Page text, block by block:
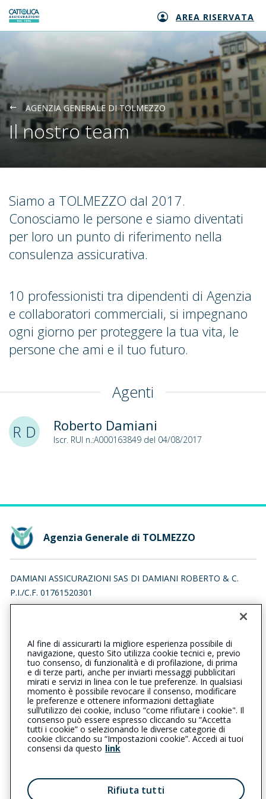
Generali logo AREA RISERVATA
AGENZIA GENERALE DI TOLMEZZO
Il nostro team
Siamo a TOLMEZZO dal 2017.
Conosciamo le persone e siamo diventati
per loro un punto di riferimento nella
consulenza assicurativa.
10 professionisti tra dipendenti di Agenzia
e collaboratori commerciali, si impegnano
ogni giorno per proteggere la tua vita, le
persone che ami e il tuo futuro.
Agenti
R D
Roberto Damiani
Iscr. RUI n.:A000163849 del 04/08/2017
Agenzia Generale di TOLMEZZO
DAMIANI ASSICURAZIONI SAS DI DAMIANI ROBERTO & C.
P.I./C.F. 01761520301
VIA DELLA VITTORIA 15, 33028 TOLMEZZO (UD)
04332014 0433466136
tolmezzo@cattolica.it
damianiassicurazioni@legalmail.it
L’intermediario è soggetto al controllo dell’IVASS. Consulta il
Registro RUI al seguentelink
Privacy | Cookie |
Il Gruppo Generali
Al fine di assicurarti la migliore esperienza possibile di
navigazione, questo Sito utilizza cookie tecnici e, previo
tuo consenso, di funzionalità e di profilazione, di prima
e di terze parti, anche per inviarti messaggi pubblicitari
mirati e servizi in linea con le tue preferenze. In qualsiasi
momento è possibile revocare il consenso, modificare
le preferenze e ottenere informazioni dettagliate
sull’utilizzo dei cookie, incluso “come rifiutare i cookie". Il
consenso può essere espresso cliccando su “Accetta
tutti i cookie” o selezionando le diverse categorie di
cookie cliccando su “Impostazioni cookie”. Accedi ai tuoi
consensi da questo link
Rifiuta tutti